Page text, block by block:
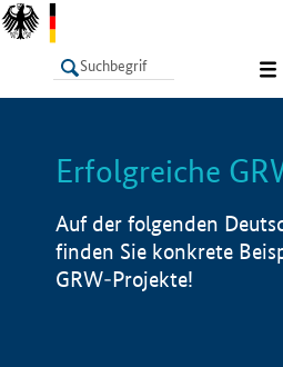
LISTE
Erfolgreiche
Auf der folgenden
finden Sie konkrete
GRW-Projekte!